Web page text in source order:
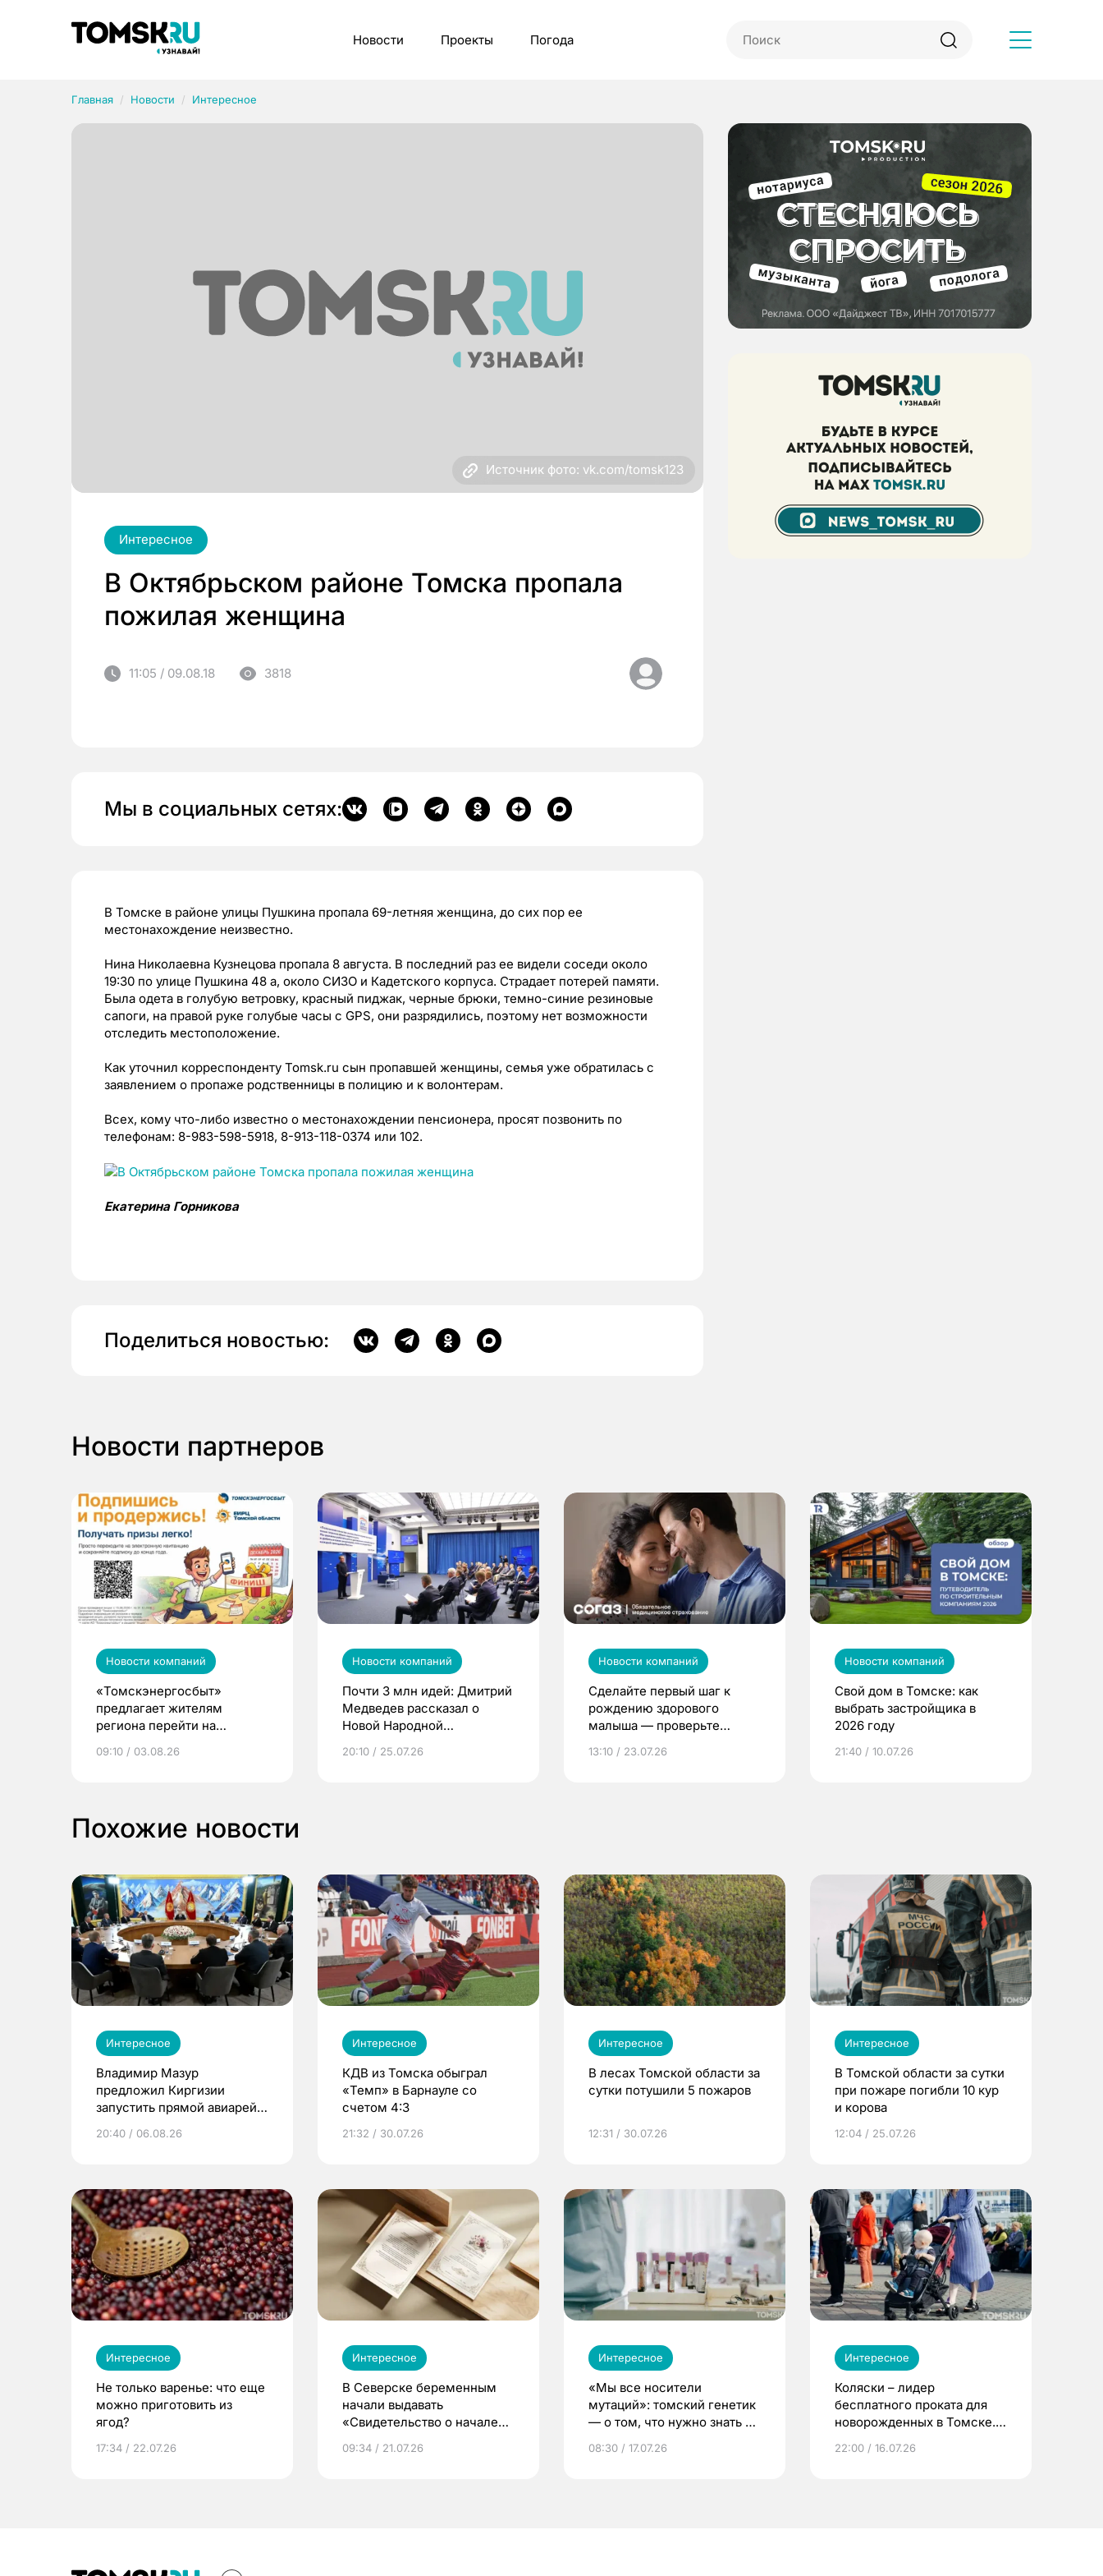
Новости Проекты Погода
Главная Новости Интересное
Источник фото: vk.com/tomsk123
Интересное
В Октябрьском районе Томска пропала
пожилая женщина
11:05 / 09.08.18 3818
Мы в социальных сетях:
В Томске в районе улицы Пушкина пропала 69-летняя женщина, до сих пор ее
местонахождение неизвестно.
Нина Николаевна Кузнецова пропала 8 августа. В последний раз ее видели соседи около
19:30 по улице Пушкина 48 а, около СИЗО и Кадетского корпуса. Страдает потерей памяти.
Была одета в голубую ветровку, красный пиджак, черные брюки, темно-синие резиновые
сапоги, на правой руке голубые часы с GPS, они разрядились, поэтому нет возможности
отследить местоположение.
Как уточнил корреспонденту Tomsk.ru сын пропавшей женщины, семья уже обратилась с
заявлением о пропаже родственницы в полицию и к волонтерам.
Всех, кому что-либо известно о местонахождении пенсионера, просят позвонить по
телефонам: 8-983-598-5918, 8-913-118-0374 или 102.
Екатерина Горникова
Поделиться новостью:
Новости партнеров
Новости компаний
«Томскэнергосбыт»
предлагает жителям
региона перейти на
выиграть призы
09:10 / 03.08.26
Новости компаний
Почти 3 млн идей: Дмитрий
Медведев рассказал о
Новой Народной
20:10 / 25.07.26
Новости компаний
Сделайте первый шаг к
рождению здорового
малыша — проверьте
по ОМС!
13:10 / 23.07.26
Новости компаний
Свой дом в Томске: как
выбрать застройщика в
2026 году
21:40 / 10.07.26
Похожие новости
Интересное
Владимир Мазур
предложил Киргизии
запустить прямой авиарейс
20:40 / 06.08.26
Интересное
КДВ из Томска обыграл
«Темп» в Барнауле со
счетом 4:3
21:32 / 30.07.26
Интересное
В лесах Томской области за
сутки потушили 5 пожаров
12:31 / 30.07.26
Интересное
В Томской области за сутки
при пожаре погибли 10 кур
и корова
12:04 / 25.07.26
Интересное
Не только варенье: что еще
можно приготовить из
ягод?
17:34 / 22.07.26
Интересное
В Северске беременным
начали выдавать
«Свидетельство о начале
09:34 / 21.07.26
Интересное
«Мы все носители
мутаций»: томский генетик
— о том, что нужно знать до
08:30 / 17.07.26
Интересное
Коляски – лидер
бесплатного проката для
новорожденных в Томске.
22:00 / 16.07.26
Рубрики